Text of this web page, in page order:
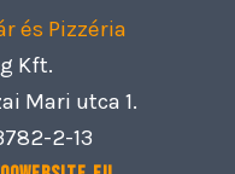
és Pizzéria
Kft.
Mari utca 1.
2-13